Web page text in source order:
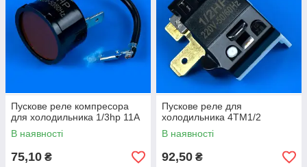
Пускове реле компресора
для холодильника 1/3hp 11A
В наявності
75,10 ₴
Пускове реле для
холодильника 4TM1/2
В наявності
92,50 ₴